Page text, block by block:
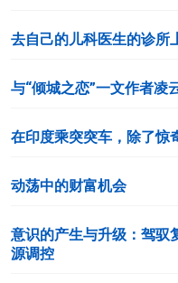
去自己的儿科医生的诊所
与“倾城之恋”一文作者凌
在印度乘突突车，除了惊
动荡中的财富机会
意识的产生与升级：驾驭
源调控